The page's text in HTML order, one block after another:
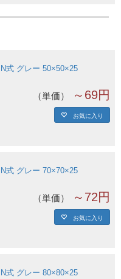
式 グレー 50×50×25
単価 ～69円
お気に入り
式 グレー 70×70×25
単価 ～72円
お気に入り
式 グレー 80×80×25